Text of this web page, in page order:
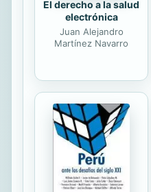
El derecho a la salud
electrónica
Juan Alejandro
Martínez Navarro